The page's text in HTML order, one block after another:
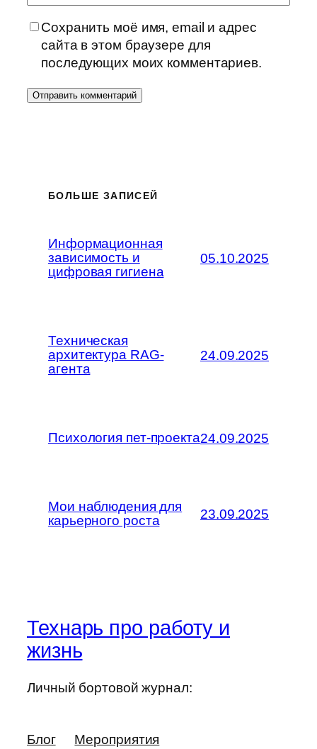
Сохранить моё имя, email и адрес
сайта в этом браузере для
последующих моих комментариев.
БОЛЬШЕ ЗАПИСЕЙ
Информационная
зависимость и
цифровая гигиена
05.10.2025
Техническая
архитектура RAG-
агента
24.09.2025
Психология пет-проекта24.09.2025
Мои наблюдения для
карьерного роста
23.09.2025
Технарь про работу и
жизнь
Личный бортовой журнал:
Блог Мероприятия